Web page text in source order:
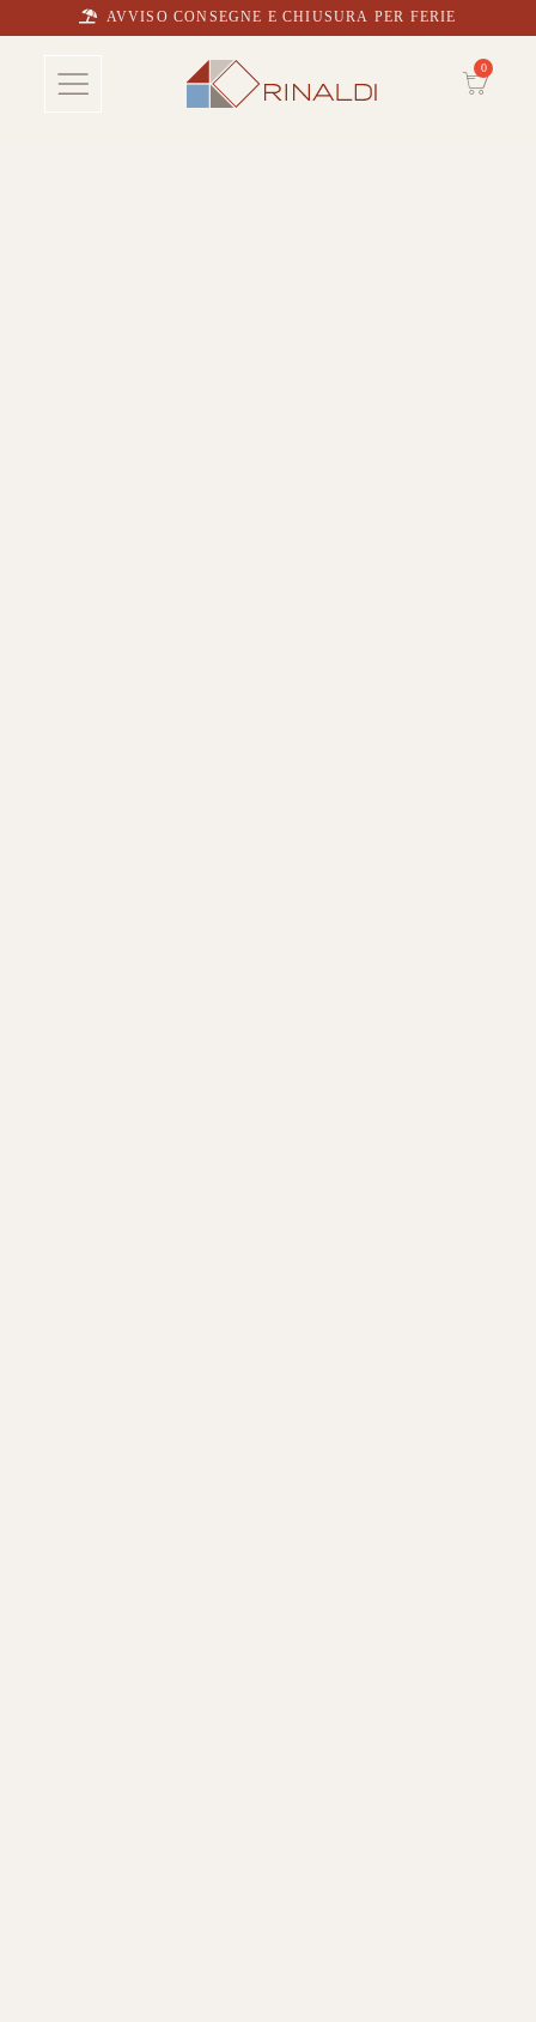
AVVISO CONSEGNE E CHIUSURA PER FERIE